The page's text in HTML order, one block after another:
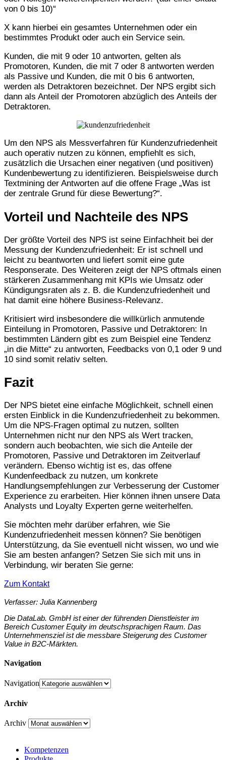
von 0 bis 10)“
X kann hierbei ein gesamtes Unternehmen oder ein
bestimmtes Produkt oder auch ein Service sein.
Kunden, die mit 9 oder 10 antworten, gelten als
Promotoren, Kunden, die mit 7 oder 8 antworten werden
als Passive und Kunden, die mit 0 bis 6 antworten,
werden als Detraktoren bezeichnet. Der NPS ergibt sich
dann als Anteil der Promotoren abzüglich des Anteils der
Detraktoren.
Um den NPS als Messverfahren für Kundenzufriedenheit
auch operativ nutzen zu können, empfiehlt es sich,
zusätzlich die Ursachen einer negativen (und positiven)
Kundenbewertung zu identifizieren. Beispielsweise durch
Textmining der Antworten auf die offene Frage „Was ist
der zentrale Grund für diese Bewertung?“.
Vorteil und Nachteile des NPS
Der größte Vorteil des NPS ist seine Einfachheit bei der
Messung der Kundenzufriedenheit: Er ist schnell und
leicht zu beantworten und liefert somit eine gute
Responserate. Des Weiteren zeigt der NPS oftmals einen
stärkeren Zusammenhang mit KPIs wie Umsatz oder
Kündigungsraten als z. B. die Kundenzufriedenheit und
hat damit eine höhere Business-Relevanz.
Kritisiert wird insbesondere die willkürlich anmutende
Einteilung in Promotoren, Passive und Detraktoren: In
bestimmten Ländern gibt es zum Beispiel eine Tendenz
„in die Mitte“ zu antworten, Feedbacks von 0,1 oder 9 und
10 sind somit relativ selten.
Fazit
Der NPS bietet eine einfache Möglichkeit, schnell einen
ersten Einblick in die Kundenzufriedenheit zu bekommen.
Um die NPS-Fragen optimal zu nutzen, sollten
Unternehmen nicht nur den NPS als Wert tracken,
sondern auch beobachten, wie sich die Anteile der
Promotoren, Passive und Detraktoren im Zeitverlauf
verändern. Ebenso wichtig ist es, das offene
Kundenfeedback zu nutzen, um konkrete
Handlungsempfehlungen zur Verbesserung der Customer
Experience zu erarbeiten. Hier können ihnen unsere Data
Analysts und Loyalty Experten gerne weiterhelfen.
Sie möchten mehr darüber erfahren, wie Sie
Kundenzufriedenheit messen können? Sie benötigen
Unterstützung, da Sie eventuell nicht wissen, wo und wie
Sie am besten anfangen? Setzen Sie sich mit uns in
Verbindung, wir beraten Sie gerne:
Zum Kontakt
Verfasser: Julia Kannenberg
Die DataLab. GmbH ist einer der führenden Dienstleister im
Bereich Customer Equity im deutschsprachigen Raum. Das
Unternehmensziel ist die messbare Steigerung des Customer
Value in B2C-Märkten.
Navigation
Navigation
Archiv
Archiv
Kompetenzen